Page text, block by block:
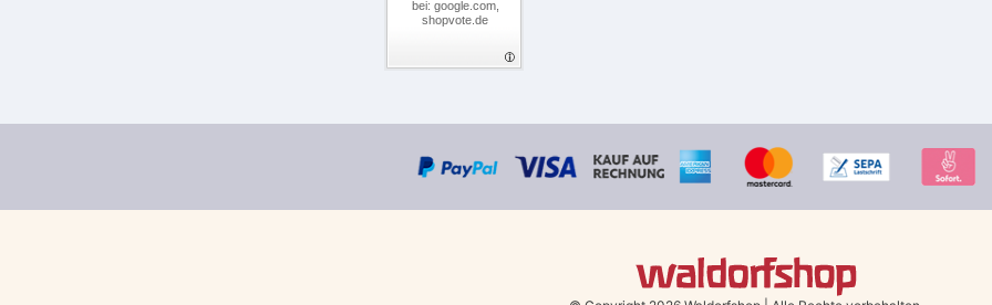
bei: google.com,
shopvote.de